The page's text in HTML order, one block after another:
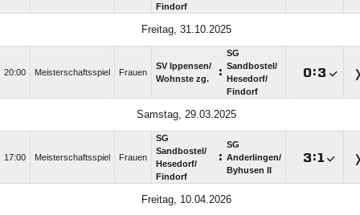
Findorf
Freitag, 31.10.2025
20:00 Meisterschaftsspiel Frauen
SV Ippensen/​
Wohnste zg.
:
SG
Sandbostel/​
Hesedorf/​
Findorf
:
Samstag, 29.03.2025
17:00 Meisterschaftsspiel Frauen
SG
Sandbostel/​
Hesedorf/​
Findorf
:
SG
Anderlingen/​
Byhusen II
:
Freitag, 10.04.2026